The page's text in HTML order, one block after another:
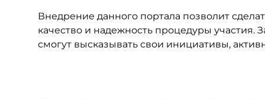
Внедрение данного портала позволит
качество и надежность процедуры
смогут высказывать свои инициативы,